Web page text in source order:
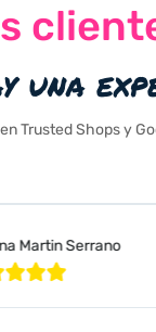
una
Trusted Shops y
Serrano
